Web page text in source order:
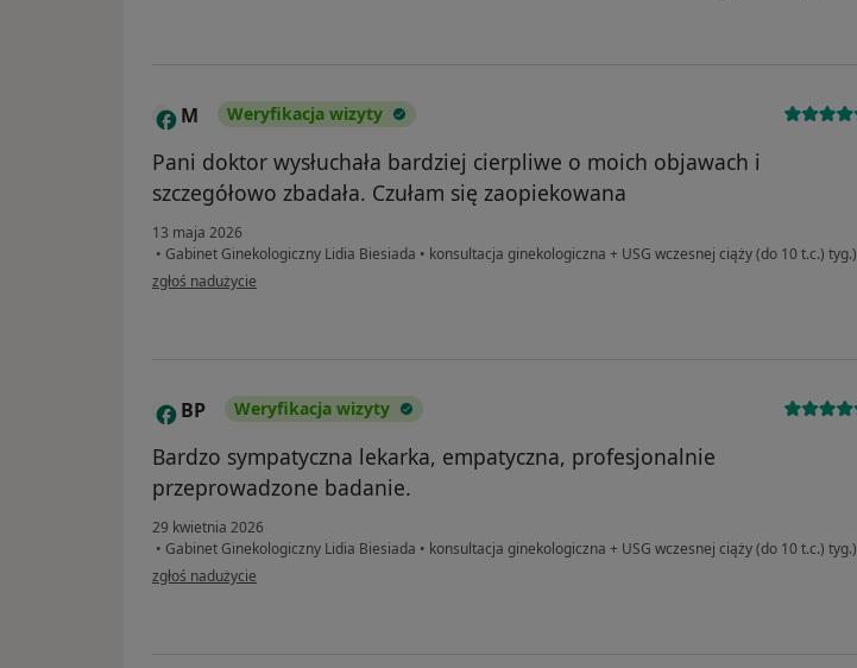
M Weryfikacja wizyty
Pani doktor wysłuchała bardziej cierpliwe o moich objawach i
szczegółowo zbadała. Czułam się zaopiekowana
13 maja 2026
• Gabinet Ginekologiczny Lidia Biesiada • konsultacja ginekologiczna + USG wczesnej ciąży (do 10 t.c.) tyg.)
w opinii użytkownika M
zgłoś nadużycie
B BP Weryfikacja wizyty
Bardzo sympatyczna lekarka, empatyczna, profesjonalnie
przeprowadzone badanie.
29 kwietnia 2026
• Gabinet Ginekologiczny Lidia Biesiada • konsultacja ginekologiczna + USG wczesnej ciąży (do 10 t.c.) tyg.)
w opinii użytkownika BP
zgłoś nadużycie